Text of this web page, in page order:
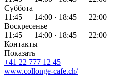
Суббота
11:45 — 14:00 · 18:45 — 22:00
Воскресенье
11:45 — 14:00 · 18:45 — 22:00
Контакты
Показать
+41 22 777 12 45
www.collonge-cafe.ch/